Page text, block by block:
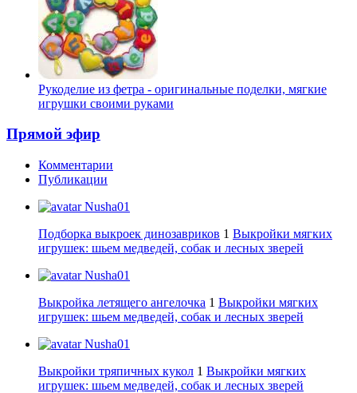
Рукоделие из фетра - оригинальные поделки, мягкие
игрушки своими руками
Прямой эфир
Комментарии
Публикации
Nusha01
Подборка выкроек динозавриков 1 Выкройки мягких
игрушек: шьем медведей, собак и лесных зверей
Nusha01
Выкройка летящего ангелочка 1 Выкройки мягких
игрушек: шьем медведей, собак и лесных зверей
Nusha01
Выкройки тряпичных кукол 1 Выкройки мягких
игрушек: шьем медведей, собак и лесных зверей